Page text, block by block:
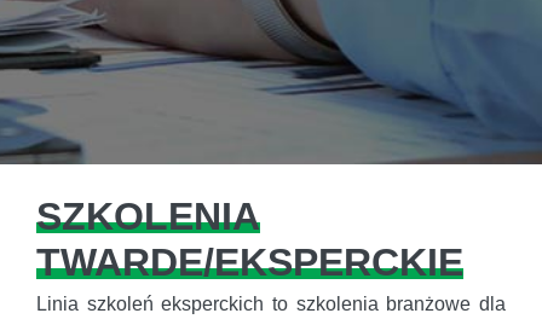
SZKOLENIA
TWARDE/EKSPERCKIE
Linia szkoleń eksperckich to szkolenia branżowe dla